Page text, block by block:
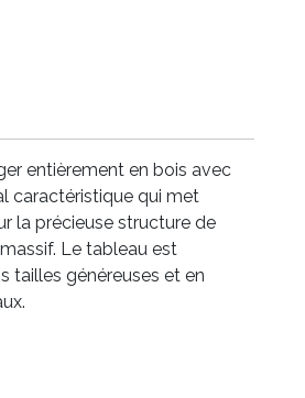
entièrement en bois avec
caractéristique qui met
la précieuse structure de
Le tableau est
tailles généreuses et en